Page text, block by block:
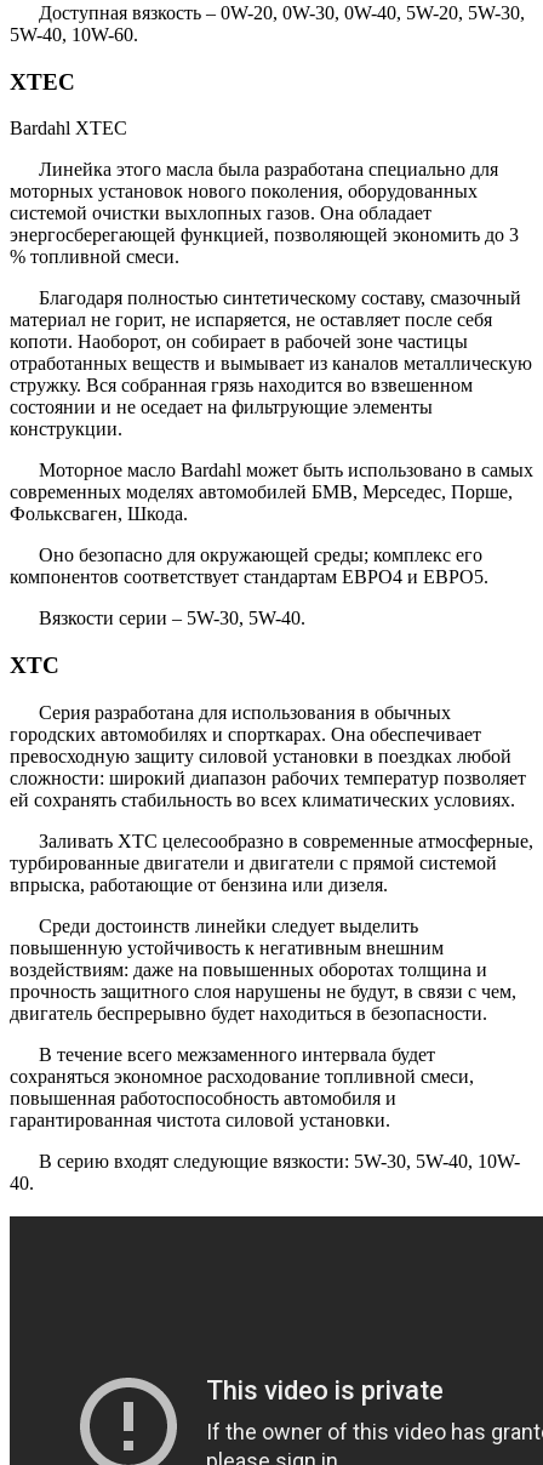
Доступная вязкость – 0W-20, 0W-30, 0W-40, 5W-20, 5W-30,
5W-40, 10W-60.
XTEC
Bardahl XTEC
Линейка этого масла была разработана специально для
моторных установок нового поколения, оборудованных
системой очистки выхлопных газов. Она обладает
энергосберегающей функцией, позволяющей экономить до 3
% топливной смеси.
Благодаря полностью синтетическому составу, смазочный
материал не горит, не испаряется, не оставляет после себя
копоти. Наоборот, он собирает в рабочей зоне частицы
отработанных веществ и вымывает из каналов металлическую
стружку. Вся собранная грязь находится во взвешенном
состоянии и не оседает на фильтрующие элементы
конструкции.
Моторное масло Bardahl может быть использовано в самых
современных моделях автомобилей БМВ, Мерседес, Порше,
Фольксваген, Шкода.
Оно безопасно для окружающей среды; комплекс его
компонентов соответствует стандартам ЕВРО4 и ЕВРО5.
Вязкости серии – 5W-30, 5W-40.
XTC
Серия разработана для использования в обычных
городских автомобилях и спорткарах. Она обеспечивает
превосходную защиту силовой установки в поездках любой
сложности: широкий диапазон рабочих температур позволяет
ей сохранять стабильность во всех климатических условиях.
Заливать XTC целесообразно в современные атмосферные,
турбированные двигатели и двигатели с прямой системой
впрыска, работающие от бензина или дизеля.
Среди достоинств линейки следует выделить
повышенную устойчивость к негативным внешним
воздействиям: даже на повышенных оборотах толщина и
прочность защитного слоя нарушены не будут, в связи с чем,
двигатель беспрерывно будет находиться в безопасности.
В течение всего межзаменного интервала будет
сохраняться экономное расходование топливной смеси,
повышенная работоспособность автомобиля и
гарантированная чистота силовой установки.
В серию входят следующие вязкости: 5W-30, 5W-40, 10W-
40.